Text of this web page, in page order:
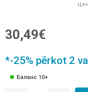
30,49€
*-25% pērkot 2
Баланс 10+